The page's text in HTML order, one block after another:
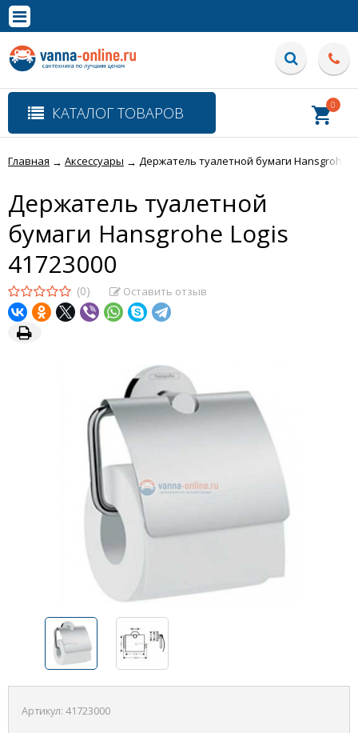
Полная версия сайта
КАТАЛОГ ТОВАРОВ 0
Главная → Аксессуары → Держатель туалетной бумаги Hansgrohe
Держатель туалетной
бумаги Hansgrohe Logis
41723000
(0) Оставить отзыв
Артикул: 41723000